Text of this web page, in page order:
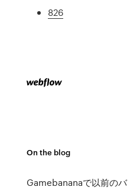
826
On the blog
Gamebananaで以前のバ